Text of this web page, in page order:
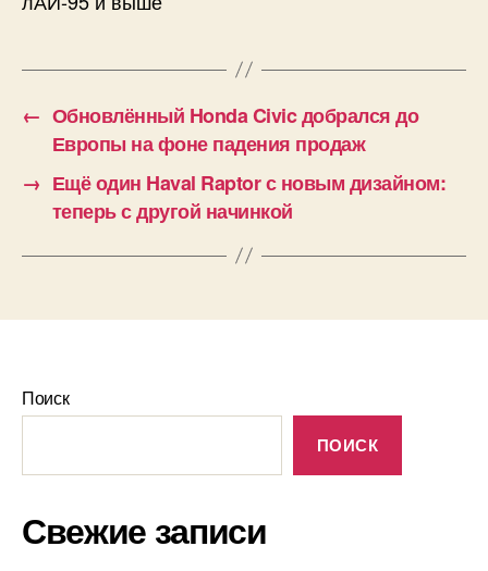
← Обновлённый Honda Civic добрался до
Европы на фоне падения продаж
→ Ещё один Haval Raptor с новым дизайном:
теперь с другой начинкой
Поиск
ПОИСК
Свежие записи